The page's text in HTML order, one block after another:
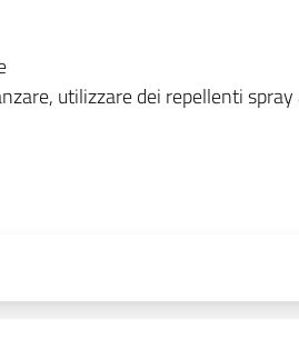
utilizzare dei repellenti spray